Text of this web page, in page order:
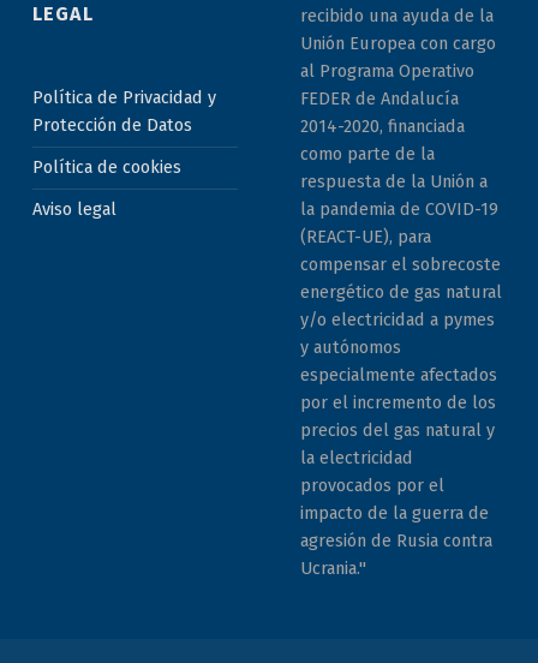
LEGAL
Política de Privacidad y
Protección de Datos
Política de cookies
Aviso legal
recibido una ayuda de la
Unión Europea con cargo
al Programa Operativo
FEDER de Andalucía
2014-2020, financiada
como parte de la
respuesta de la Unión a
la pandemia de COVID-19
(REACT-UE), para
compensar el sobrecoste
energético de gas natural
y/o electricidad a pymes
y autónomos
especialmente afectados
por el incremento de los
precios del gas natural y
la electricidad
provocados por el
impacto de la guerra de
agresión de Rusia contra
Ucrania."